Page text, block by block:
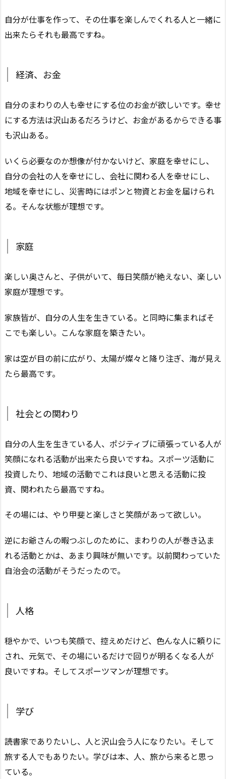
自分が仕事を作って、その仕事を楽しんでくれる人と一緒に
出来たらそれも最高ですね。
経済、お金
自分のまわりの人も幸せにする位のお金が欲しいです。幸せ
にする方法は沢山あるだろうけど、お金があるからできる事
も沢山ある。
いくら必要なのか想像が付かないけど、家庭を幸せにし、
自分の会社の人を幸せにし、会社に関わる人を幸せにし、
地域を幸せにし、災害時にはポンと物資とお金を届けられ
る。そんな状態が理想です。
家庭
楽しい奥さんと、子供がいて、毎日笑顔が絶えない、楽しい
家庭が理想です。
家族皆が、自分の人生を生きている。と同時に集まればそ
こでも楽しい。こんな家庭を築きたい。
家は空が目の前に広がり、太陽が燦々と降り注ぎ、海が見え
たら最高です。
社会との関わり
自分の人生を生きている人、ポジティブに頑張っている人が
笑顔になれる活動が出来たら良いですね。スポーツ活動に
投資したり、地域の活動でこれは良いと思える活動に投
資、関われたら最高ですね。
その場には、やり甲斐と楽しさと笑顔があって欲しい。
逆にお爺さんの暇つぶしのために、まわりの人が巻き込ま
れる活動とかは、あまり興味が無いです。以前関わっていた
自治会の活動がそうだったので。
人格
穏やかで、いつも笑顔で、控えめだけど、色んな人に頼りに
され、元気で、その場にいるだけで回りが明るくなる人が
良いですね。そしてスポーツマンが理想です。
学び
読書家でありたいし、人と沢山会う人になりたい。そして
旅する人でもありたい。学びは本、人、旅から来ると思っ
ている。